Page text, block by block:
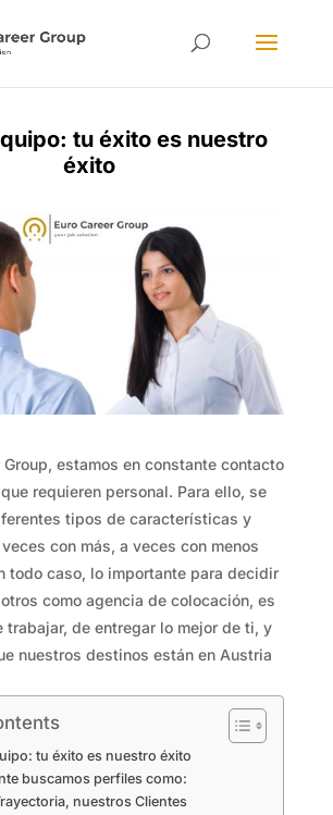
tu éxito es nuestro
éxito
Group, estamos en constante contacto
requieren personal. Para ello, se
tipos de características y
con más, a veces con menos
todo caso, lo importante para decidir
como agencia de colocación, es
trabajar, de entregar lo mejor de ti, y
nuestros destinos están en Austria
tu éxito es nuestro éxito
buscamos perfiles como:
nuestros Clientes